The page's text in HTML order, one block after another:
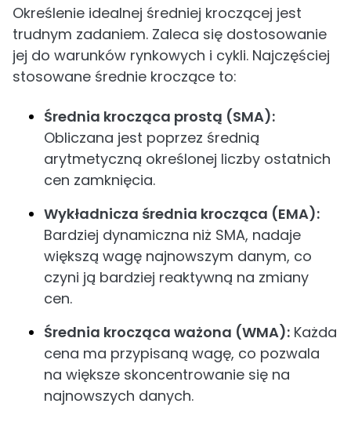
Określenie idealnej średniej kroczącej jest
trudnym zadaniem. Zaleca się dostosowanie
jej do warunków rynkowych i cykli. Najczęściej
stosowane średnie kroczące to:
Średnia krocząca prostą (SMA):
Obliczana jest poprzez średnią
arytmetyczną określonej liczby ostatnich
cen zamknięcia.
Wykładnicza średnia krocząca (EMA):
Bardziej dynamiczna niż SMA, nadaje
większą wagę najnowszym danym, co
czyni ją bardziej reaktywną na zmiany
cen.
Średnia krocząca ważona (WMA): Każda
cena ma przypisaną wagę, co pozwala
na większe skoncentrowanie się na
najnowszych danych.